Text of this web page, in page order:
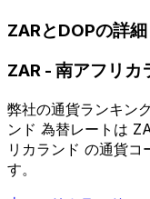
ZARとDOPの詳細
ZAR - 南アフリカ
弊社の通貨ランキン
ンド 為替レートは
リカランド の通貨
す。